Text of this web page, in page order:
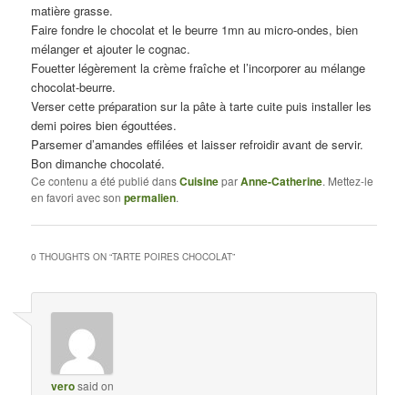
matière grasse.
Faire fondre le chocolat et le beurre 1mn au micro-ondes, bien
mélanger et ajouter le cognac.
Fouetter légèrement la crème fraîche et l’incorporer au mélange
chocolat-beurre.
Verser cette préparation sur la pâte à tarte cuite puis installer les
demi poires bien égouttées.
Parsemer d’amandes effilées et laisser refroidir avant de servir.
Bon dimanche chocolaté.
Ce contenu a été publié dansCuisineparAnne-Catherine. Mettez-le
en favori avec sonpermalien.
0 THOUGHTS ON “TARTE POIRES CHOCOLAT”
verosaid on